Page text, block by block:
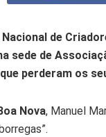
de
sede de
perderam os
Nova, Manuel